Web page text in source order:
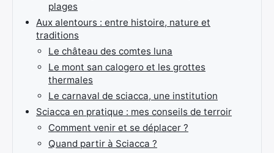
plages
Aux alentours : entre histoire, nature et
traditions
Le château des comtes luna
Le mont san calogero et les grottes
thermales
Le carnaval de sciacca, une institution
Sciacca en pratique : mes conseils de terroir
Comment venir et se déplacer ?
Quand partir à Sciacca ?